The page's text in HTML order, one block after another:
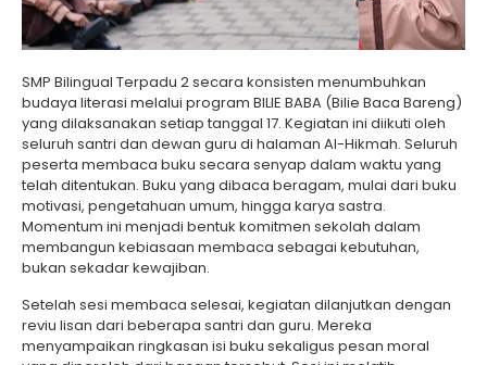
SMP Bilingual Terpadu 2 secara konsisten menumbuhkan
budaya literasi melalui program BILIE BABA (Bilie Baca Bareng)
yang dilaksanakan setiap tanggal 17. Kegiatan ini diikuti oleh
seluruh santri dan dewan guru di halaman Al-Hikmah. Seluruh
peserta membaca buku secara senyap dalam waktu yang
telah ditentukan. Buku yang dibaca beragam, mulai dari buku
motivasi, pengetahuan umum, hingga karya sastra.
Momentum ini menjadi bentuk komitmen sekolah dalam
membangun kebiasaan membaca sebagai kebutuhan,
bukan sekadar kewajiban.
Setelah sesi membaca selesai, kegiatan dilanjutkan dengan
reviu lisan dari beberapa santri dan guru. Mereka
menyampaikan ringkasan isi buku sekaligus pesan moral